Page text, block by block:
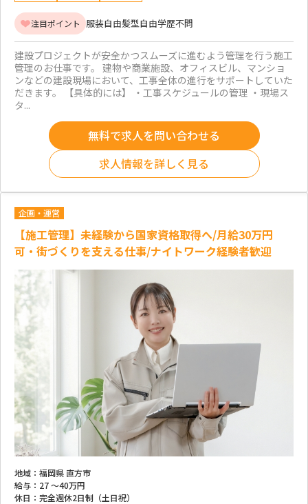
注目ポイント 服装自由髪型自由学歴不問
建設プロジェクトが安全かつスムーズに進むよう管理を行う施工
管理のお仕事です。 建物や商業施設、オフィスビル、マンショ
ンなどの建設現場において、工事全体の進行をサポートしていた
だきます。 【具体的には】 ・工事スケジュールの管理 ・現場ス
タ...
無料で求人を問い合わせる
求人情報を詳しく見る
企画・運営
【施工管理】未経験から国家資格取得へ/月給30万円
可・街づくりを支える仕事/ナイトワーク経験者歓迎
地域： 福岡県 直方市
給与： 27 ～40万円
休日： 完全週休2日制（土日祝）